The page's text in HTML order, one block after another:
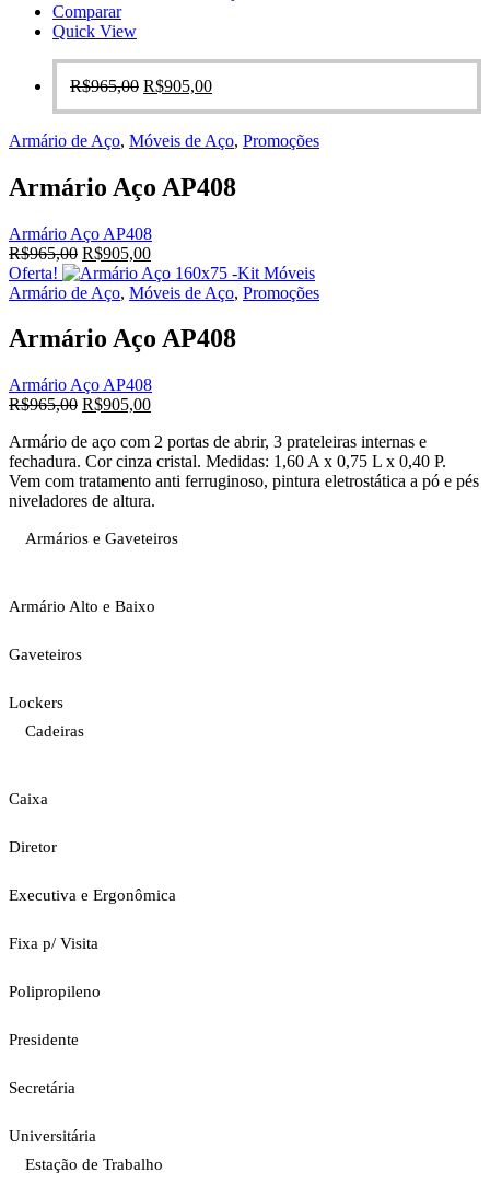
Comparar
Quick View
R$965,00 O
era:
R$905,00O
é:
Armário de Aço, Móveis de Aço, Promoções
Armário Aço AP408
Armário Aço AP408
R$965,00 O
preço
original
R$965,00.
R$905,00O
preço
atual
R$905,00.
Oferta!
Armário de Aço, Móveis de Aço, Promoções
Armário Aço AP408
Armário Aço AP408
R$965,00 O
original
era:
R$965,00.
R$905,00O
atual
é:
R$905,00.
Armário de aço com 2 portas de abrir, 3 prateleiras internas e
fechadura. Cor cinza cristal. Medidas: 1,60 A x 0,75 L x 0,40 P.
Vem com tratamento anti ferruginoso, pintura eletrostática a pó e pés
niveladores de altura.
Armários e Gaveteiros
Armário Alto e Baixo
Gaveteiros
Lockers
Cadeiras
Caixa
Diretor
Executiva e Ergonômica
Fixa p/ Visita
Polipropileno
Presidente
Secretária
Universitária
Estação de Trabalho